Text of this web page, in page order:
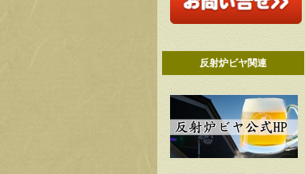
反射炉ビヤ関連